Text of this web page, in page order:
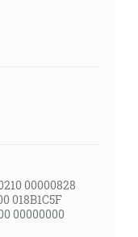
00000828
018B1C5F
00000000